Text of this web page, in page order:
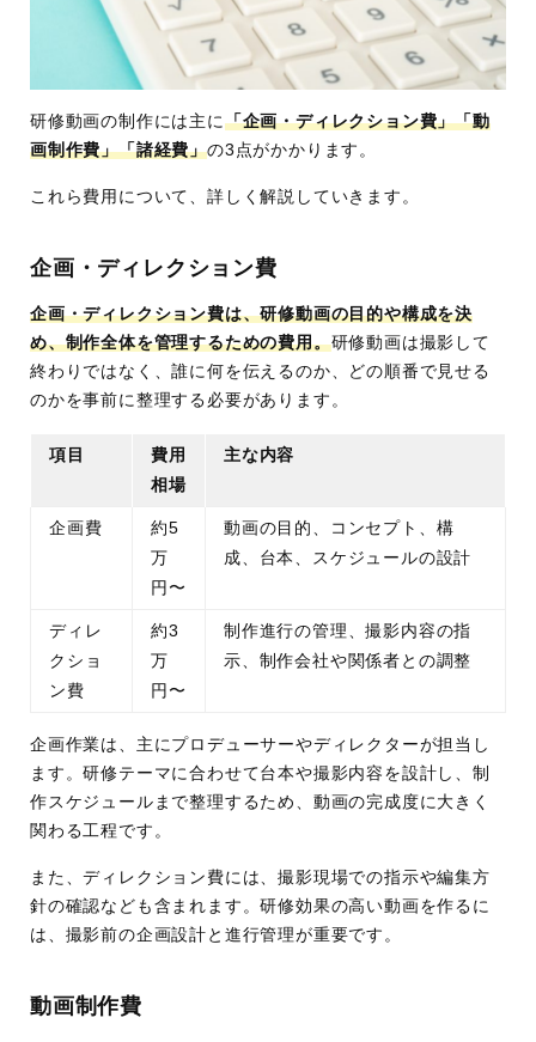
研修動画の制作には主に「企画・ディレクション費」「動
画制作費」「諸経費」の3点がかかります。
これら費用について、詳しく解説していきます。
企画・ディレクション費
企画・ディレクション費は、研修動画の目的や構成を決
め、制作全体を管理するための費用。研修動画は撮影して
終わりではなく、誰に何を伝えるのか、どの順番で見せる
のかを事前に整理する必要があります。
項目
費用
相場
主な内容
企画費
約5
万
円〜
動画の目的、コンセプト、構
成、台本、スケジュールの設計
ディレ
クショ
ン費
約3
万
円〜
制作進行の管理、撮影内容の指
示、制作会社や関係者との調整
企画作業は、主にプロデューサーやディレクターが担当し
ます。研修テーマに合わせて台本や撮影内容を設計し、制
作スケジュールまで整理するため、動画の完成度に大きく
関わる工程です。
また、ディレクション費には、撮影現場での指示や編集方
針の確認なども含まれます。研修効果の高い動画を作るに
は、撮影前の企画設計と進行管理が重要です。
動画制作費